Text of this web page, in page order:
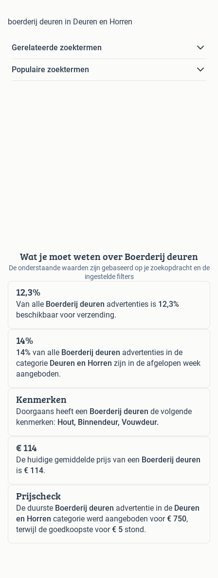
boerderij deuren in Deuren en Horren
Gerelateerde zoektermen
Populaire zoektermen
Wat je moet weten over Boerderij deuren
De onderstaande waarden zijn gebaseerd op je zoekopdracht en de
ingestelde filters
12,3%
Van alle Boerderij deuren advertenties is 12,3%
beschikbaar voor verzending.
14%
14% van alle Boerderij deuren advertenties in de
categorie Deuren en Horren zijn in de afgelopen week
aangeboden.
Kenmerken
Doorgaans heeft een Boerderij deuren de volgende
kenmerken: Hout, Binnendeur, Vouwdeur.
€ 114
De huidige gemiddelde prijs van een Boerderij deuren
is € 114.
Prijscheck
De duurste Boerderij deuren advertentie in de Deuren
en Horren categorie werd aangeboden voor€ 750,
terwijl de goedkoopste voor€ 5 stond.